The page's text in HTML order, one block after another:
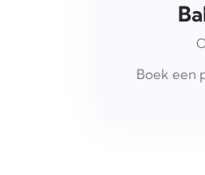
Boek een